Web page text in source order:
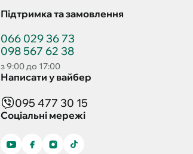
Підтримка та замовлення
066 029 36 73
098 567 62 38
з 9:00 до 17:00
Написати у вайбер
095 477 30 15
Соціальні мережі